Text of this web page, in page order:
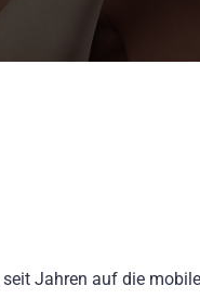
Jahren auf die